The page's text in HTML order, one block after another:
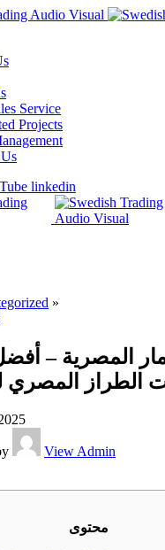
Service
Projects
linkedin
»
المصرية –
الطراز المصري لعام
View Admin
محتوى